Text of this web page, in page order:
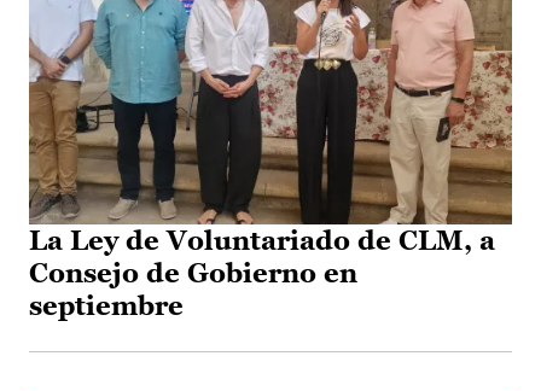
La Ley de Voluntariado de CLM, a
Consejo de Gobierno en
septiembre